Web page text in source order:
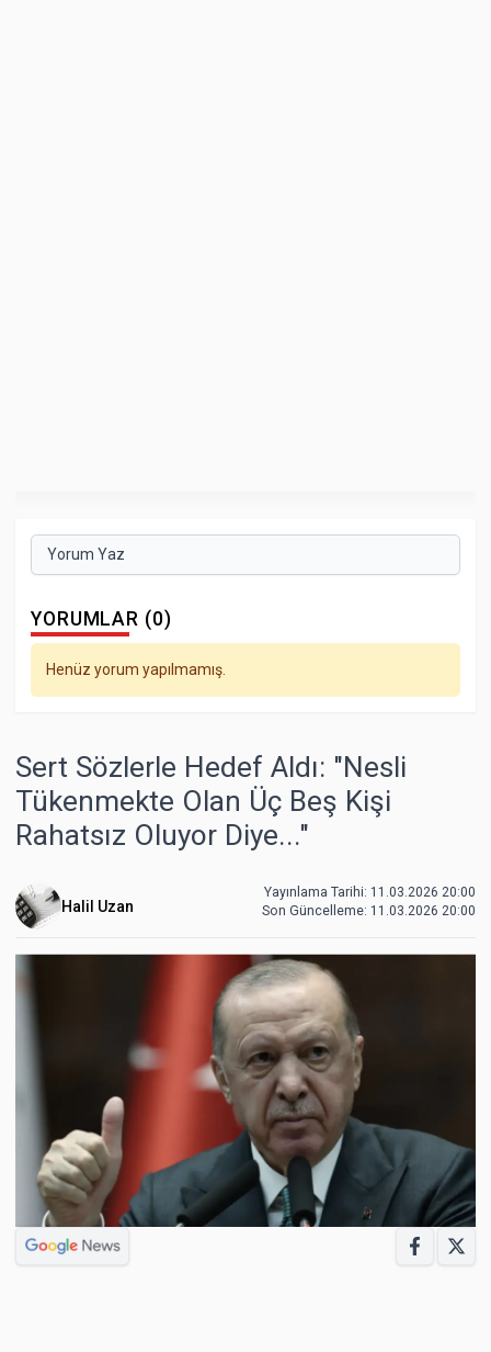
Yorum Yaz
YORUMLAR (0)
Henüz yorum yapılmamış.
Sert Sözlerle Hedef Aldı: "Nesli
Tükenmekte Olan Üç Beş Kişi
Rahatsız Oluyor Diye..."
Halil Uzan
Yayınlama Tarihi: 11.03.2026 20:00
Son Güncelleme: 11.03.2026 20:00